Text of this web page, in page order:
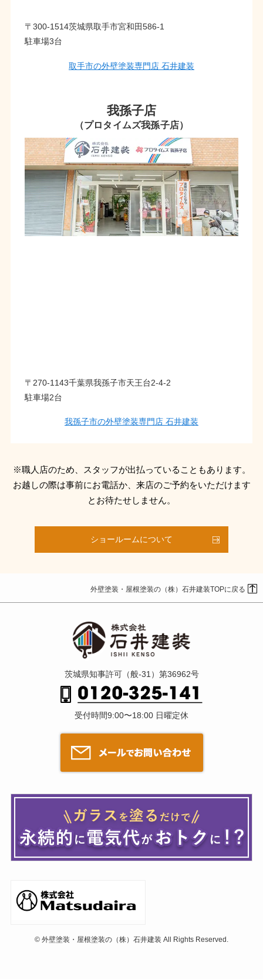
〒300-1514茨城県取手市宮和田586-1
駐車場3台
取手市の外壁塗装専門店 石井建装
我孫子店
（プロタイムズ我孫子店）
〒270-1143千葉県我孫子市天王台2-4-2
駐車場2台
我孫子市の外壁塗装専門店 石井建装
※職人店のため、スタッフが出払っていることもあります。
お越しの際は事前にお電話か、来店のご予約をいただけます
とお待たせしません。
ショールームについて
外壁塗装・屋根塗装の（株）石井建装TOPに戻る
茨城県知事許可（般-31）第36962号
受付時間9:00〜18:00 日曜定休
© 外壁塗装・屋根塗装の（株）石井建装 All Rights Reserved.